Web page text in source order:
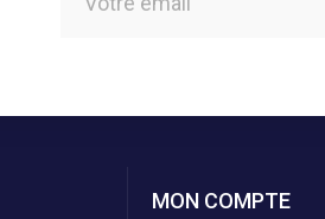
MON COMPTE